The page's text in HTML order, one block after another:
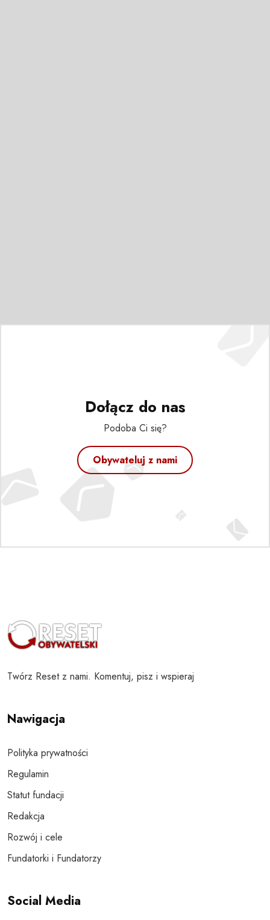
Dołącz do nas
Podoba Ci się?
Obywateluj z nami
Twórz Reset z nami. Komentuj, pisz i wspieraj
Nawigacja
Polityka prywatności
Regulamin
Statut fundacji
Redakcja
Rozwój i cele
Fundatorki i Fundatorzy
Social Media